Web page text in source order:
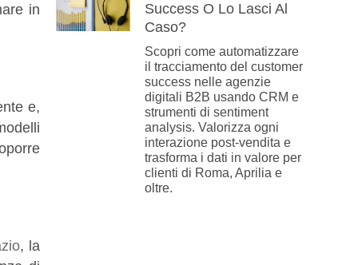
in
e,
, la
Success O Lo Lasci Al
Caso?
Scopri come automatizzare
il tracciamento del customer
success nelle agenzie
digitali B2B usando CRM e
strumenti di sentiment
analysis. Valorizza ogni
interazione post-vendita e
trasforma i dati in valore per
clienti di Roma, Aprilia e
oltre.